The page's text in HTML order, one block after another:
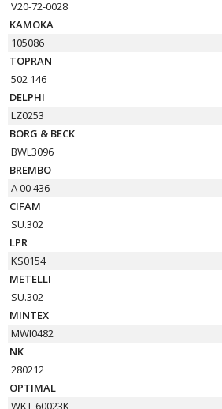
V20-72-0028
KAMOKA
105086
TOPRAN
502 146
DELPHI
LZ0253
BORG & BECK
BWL3096
BREMBO
A 00 436
CIFAM
SU.302
LPR
KS0154
METELLI
SU.302
MINTEX
MWI0482
NK
280212
OPTIMAL
WKT-60023K